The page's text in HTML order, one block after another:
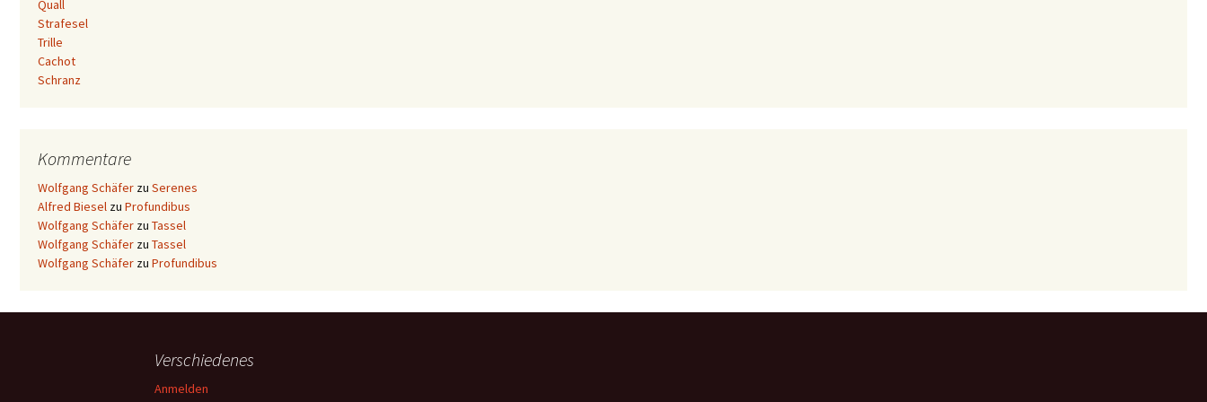
Quall
Strafesel
Trille
Cachot
Schranz
Kommentare
Wolfgang Schäfer zu Serenes
Alfred Biesel zu Profundibus
Wolfgang Schäfer zu Tassel
Wolfgang Schäfer zu Tassel
Wolfgang Schäfer zu Profundibus
Verschiedenes
Anmelden